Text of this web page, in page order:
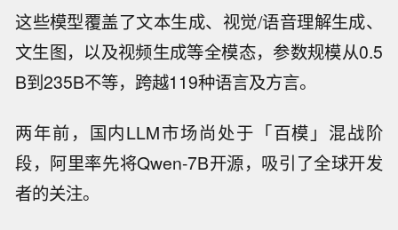
这些模型覆盖了文本生成、视觉/语音理解生成、
文生图，以及视频生成等全模态，参数规模从0.5
B到235B不等，跨越119种语言及方言。
两年前，国内LLM市场尚处于「百模」混战阶
段，阿里率先将Qwen-7B开源，吸引了全球开发
者的关注。